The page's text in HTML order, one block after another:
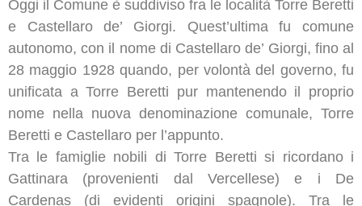
Oggi il Comune è suddiviso fra le località Torre Beretti
e Castellaro de’ Giorgi. Quest’ultima fu comune
autonomo, con il nome di Castellaro de’ Giorgi, fino al
28 maggio 1928 quando, per volontà del governo, fu
unificata a Torre Beretti pur mantenendo il proprio
nome nella nuova denominazione comunale, Torre
Beretti e Castellaro per l’appunto.
Tra le famiglie nobili di Torre Beretti si ricordano i
Gattinara (provenienti dal Vercellese) e i De
Cardenas (di evidenti origini spagnole). Tra le